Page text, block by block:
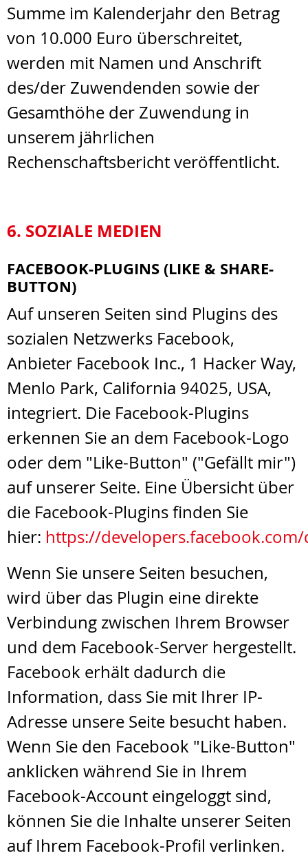
Summe im Kalenderjahr den Betrag
von 10.000 Euro überschreitet,
werden mit Namen und Anschrift
des/der Zuwendenden sowie der
Gesamthöhe der Zuwendung in
unserem jährlichen
Rechenschaftsbericht veröffentlicht.
6. SOZIALE MEDIEN
FACEBOOK-PLUGINS (LIKE & SHARE-
BUTTON)
Auf unseren Seiten sind Plugins des
sozialen Netzwerks Facebook,
Anbieter Facebook Inc., 1 Hacker Way,
Menlo Park, California 94025, USA,
integriert. Die Facebook-Plugins
erkennen Sie an dem Facebook-Logo
oder dem "Like-Button" ("Gefällt mir")
auf unserer Seite. Eine Übersicht über
die Facebook-Plugins finden Sie
hier: https://
Wenn Sie unsere Seiten besuchen,
wird über das Plugin eine direkte
Verbindung zwischen Ihrem Browser
und dem Facebook-Server hergestellt.
Facebook erhält dadurch die
Information, dass Sie mit Ihrer IP-
Adresse unsere Seite besucht haben.
Wenn Sie den Facebook "Like-Button"
anklicken während Sie in Ihrem
Facebook-Account eingeloggt sind,
können Sie die Inhalte unserer Seiten
auf Ihrem Facebook-Profil verlinken.